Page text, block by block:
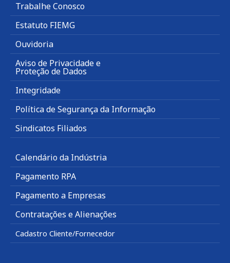
Trabalhe Conosco
Estatuto FIEMG
Ouvidoria
Aviso de Privacidade e
Proteção de Dados
Integridade
Política de Segurança da Informação
Sindicatos Filiados
Calendário da Indústria
Pagamento RPA
Pagamento a Empresas
Contratações e Alienações
Cadastro Cliente/Fornecedor